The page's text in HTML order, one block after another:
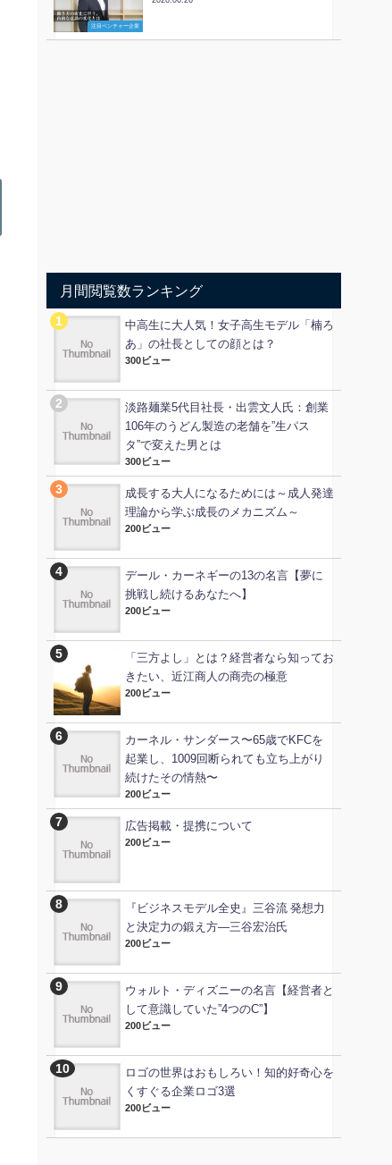
注目ベンチャー企業
月間閲覧数ランキング
中高生に大人気！女子高生モデル「楠ろ
あ」の社長としての顔とは？
300ビュー
淡路麺業5代目社長・出雲文人氏：創業
106年のうどん製造の老舗を”生パス
タ”で変えた男とは
300ビュー
成長する大人になるためには～成人発達
理論から学ぶ成長のメカニズム～
200ビュー
デール・カーネギーの13の名言【夢に
挑戦し続けるあなたへ】
200ビュー
「三方よし」とは？経営者なら知ってお
きたい、近江商人の商売の極意
200ビュー
カーネル・サンダース〜65歳でKFCを
起業し、1009回断られても立ち上がり
続けたその情熱〜
200ビュー
広告掲載・提携について
200ビュー
『ビジネスモデル全史』三谷流 発想力
と決定力の鍛え方―三谷宏治氏
200ビュー
ウォルト・ディズニーの名言【経営者と
して意識していた”4つのC”】
200ビュー
ロゴの世界はおもしろい！知的好奇心を
くすぐる企業ロゴ3選
200ビュー